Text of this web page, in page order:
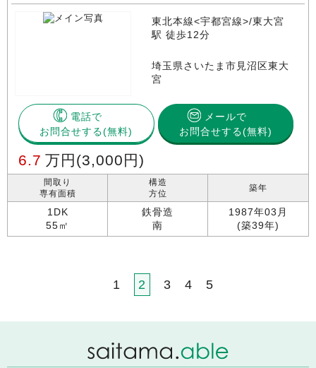
東北本線<宇都宮線>/東大宮
駅 徒歩12分
埼玉県さいたま市見沼区東大
宮
電話で
お問合せする
メールで
お問合せする(無料)
6.7 万円 (3,000円)
間取り
専有面積
1DK
55㎡
構造
方位
鉄骨造
南
築年
1987年03月
(築39年)
1 2 3 4 5